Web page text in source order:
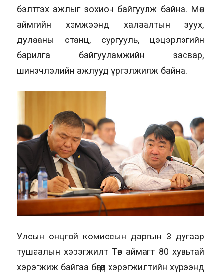
бэлтгэх ажлыг зохион байгуулж байна. Мөн
аймгийн хэмжээнд халаалтын зуух,
дулааны станц, сургууль, цэцэрлэгийн
барилга байгууламжийн засвар,
шинэчлэлийн ажлууд үргэлжилж байна.
Улсын онцгой комиссын даргын 3 дугаар
тушаалын хэрэгжилт Төв аймагт 80 хувьтай
хэрэгжиж байгаа бөгөөд хэрэгжилтийн хүрээнд